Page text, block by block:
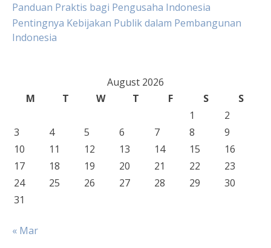
Panduan Praktis bagi Pengusaha Indonesia
Pentingnya Kebijakan Publik dalam Pembangunan
Indonesia
August 2026
M
T W T F S
S
1
2
3
4 5 6 7 8
9
10
11 12 13 14 15
16
17
18 19 20 21 22
23
24
25 26 27 28 29
30
31
« Mar